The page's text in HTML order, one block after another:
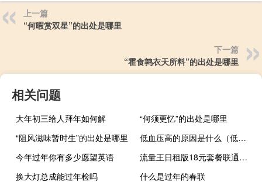
上一篇
“何暇赏双星”的出处是哪里
下一篇
“霍食鹑衣天所料”的出处是哪里
相关问题
大年初三给人拜年如何解
“何须更忆”的出处是哪里
“阻风滋味暂时生”的出处是哪里
低血压高的原因是什么（低血压高的原因及害处）
今年过年你有多少愿望英语
流量王日租版18元套餐联通介绍（流量王）
换大灯总成能过年检吗
什么是过年的春联